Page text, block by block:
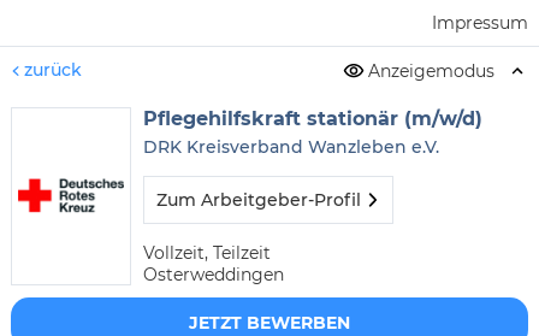
Impressum
zurück Anzeigemodus
Pflegehilfskraft stationär (m/w/d)
DRK Kreisverband Wanzleben e.V.
Zum Arbeitgeber-Profil
Vollzeit, Teilzeit
Osterweddingen
JETZT BEWERBEN